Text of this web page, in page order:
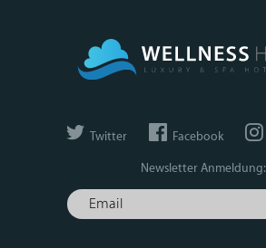
Twitter Facebook
Newsletter Anmeldung: